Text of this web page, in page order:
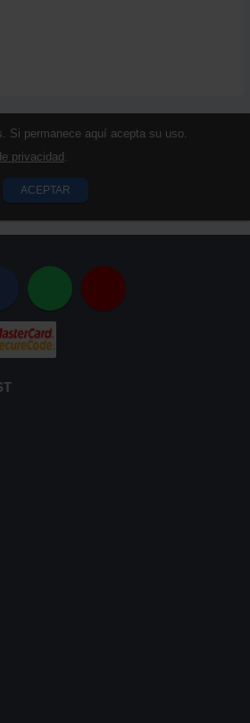
Si permanece aquí acepta su uso.
privacidad .
ACEPTAR